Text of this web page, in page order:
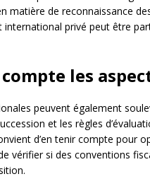
matière de reconnaissance
international privé peut être
les
peuvent également
et les règles
d’en tenir compte
vérifier si des conventions